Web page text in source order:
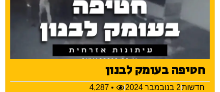
חטיפה בעומק לבנון
חדשות2 בנובמבר 2024
• 4,287